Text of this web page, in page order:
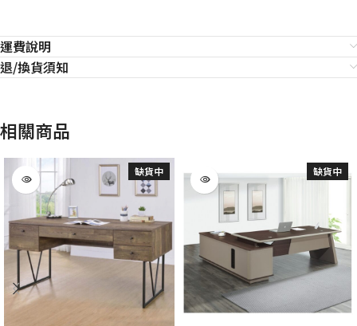
運費說明
退/換貨須知
相關商品
缺貨中 缺貨中